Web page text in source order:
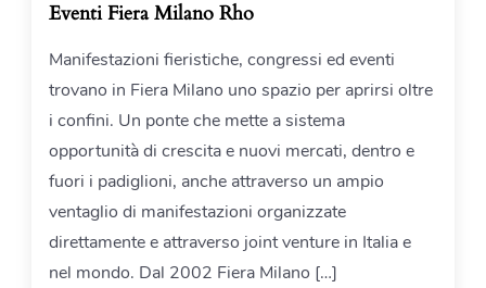
Eventi Fiera Milano Rho
Manifestazioni fieristiche, congressi ed eventi
trovano in Fiera Milano uno spazio per aprirsi oltre
i confini. Un ponte che mette a sistema
opportunità di crescita e nuovi mercati, dentro e
fuori i padiglioni, anche attraverso un ampio
ventaglio di manifestazioni organizzate
direttamente e attraverso joint venture in Italia e
nel mondo. Dal 2002 Fiera Milano […]